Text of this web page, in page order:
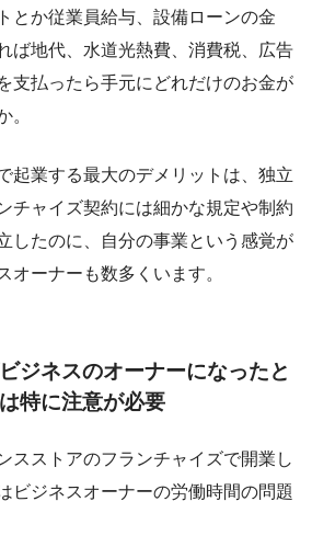
とか従業員給与、設備ローンの金
ば地代、水道光熱費、消費税、広告
支払ったら手元にどれだけのお金が
。
起業する最大のデメリットは、独立
チャイズ契約には細かな規定や制約
したのに、自分の事業という感覚が
オーナーも数多くいます。
ジネスのオーナーになったと
特に注意が必要
スストアのフランチャイズで開業し
ビジネスオーナーの労働時間の問題